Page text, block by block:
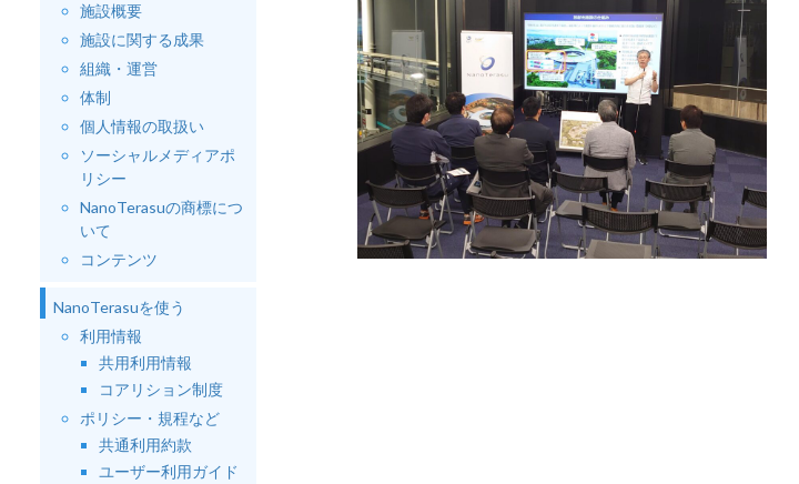
施設概要
施設に関する成果
組織・運営
体制
個人情報の取扱い
ソーシャルメディアポ
リシー
NanoTerasuの商標につ
いて
コンテンツ
NanoTerasuを使う
利用情報
共用利用情報
コアリション制度
ポリシー・規程など
共通利用約款
ユーザー利用ガイド